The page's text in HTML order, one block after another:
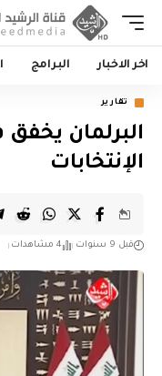
اخر الاخبار البرامج
تقارير
البرلمان
الإنتخابات
قبل 9 سنوات 4 مشاهدات